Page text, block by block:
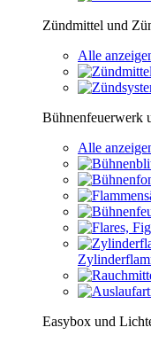
Zündmittel und
Alle
Bühnenfeuerwerk
Alle
Easybox und